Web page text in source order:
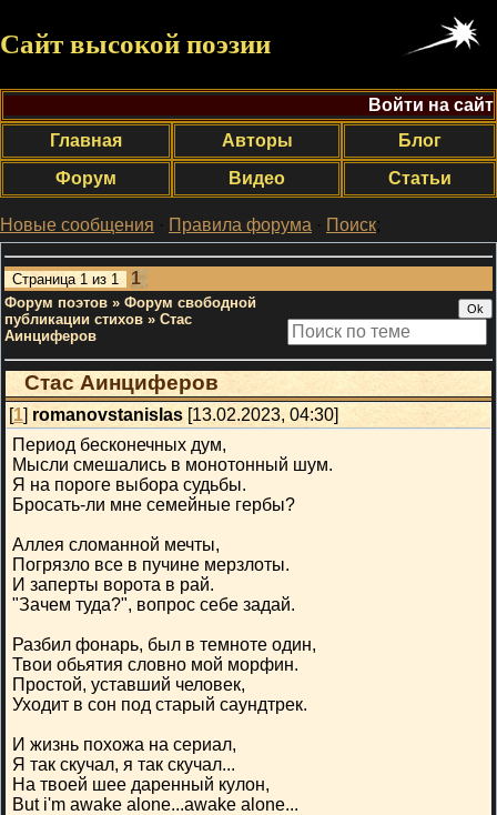
Сайт высокой поэзии
Войти на сайт
Главная
Авторы
Блог
Форум
Видео Статьи
Новые сообщения · Правила форума · Поиск;
Страница 1 из 1 1
Форум поэтов » Форум свободной
публикации стихов » Стас
Аинциферов
Стас Аинциферов
[1] romanovstanislas [13.02.2023, 04:30]
Период бесконечных дум,
Мысли смешались в монотонный шум.
Я на пороге выбора судьбы.
Бросать-ли мне семейные гербы?
Аллея сломанной мечты,
Погрязло все в пучине мерзлоты.
И заперты ворота в рай.
"Зачем туда?", вопрос себе задай.
Разбил фонарь, был в темноте один,
Твои обьятия словно мой морфин.
Простой, уставший человек,
Уходит в сон под старый саундтрек.
И жизнь похожа на сериал,
Я так скучал, я так скучал...
На твоей шее даренный кулон,
But i'm awake alone...awake alone...